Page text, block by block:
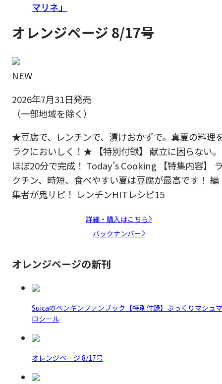
マリネ」
オレンジページ 8/17号
NEW
2026年7月31日発売
（一部地域を除く）
★豆腐で、レンチンで、漬けおかずで。真夏の料理
ラクにおいしく！★ 【特別付録】 献立に困らない。
ほぼ20分で完成！ Today’s Cooking 【特集内容】
クチン、時短、食べやすい夏は豆腐が最高です！ 編
集者が鬼リピ！ レンチンHITレシピ15
詳細・購入はこちら
バックナンバー
オレンジページの新刊
Suicaのペンギンファンブック【特別付録】ぷっくりマシュマ
ロシール
オレンジページ 8/17号